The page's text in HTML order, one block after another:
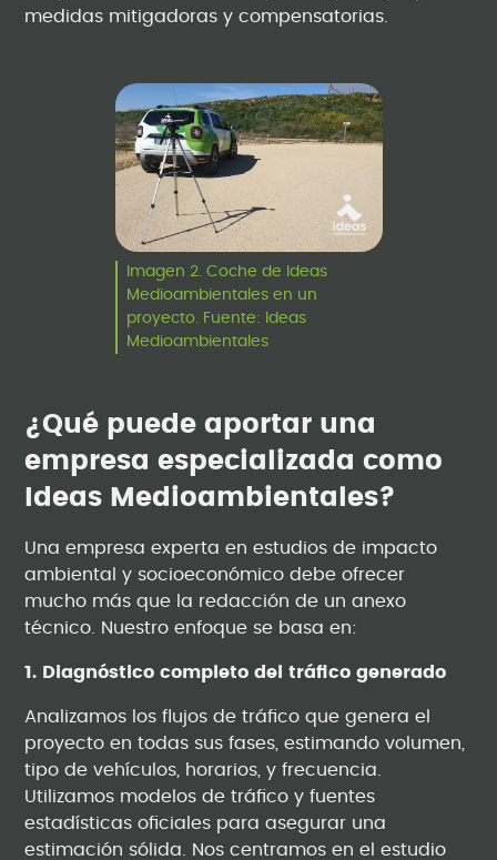
medidas mitigadoras y compensatorias.
Imagen 2. Coche de Ideas
Medioambientales en un
proyecto. Fuente: Ideas
Medioambientales
¿Qué puede aportar una
empresa especializada como
Ideas Medioambientales?
Una empresa experta en estudios de impacto
ambiental y socioeconómico debe ofrecer
mucho más que la redacción de un anexo
técnico. Nuestro enfoque se basa en:
1. Diagnóstico completo del tráfico generado
Analizamos los flujos de tráfico que genera el
proyecto en todas sus fases, estimando volumen,
tipo de vehículos, horarios, y frecuencia.
Utilizamos modelos de tráfico y fuentes
estadísticas oficiales para asegurar una
estimación sólida. Nos centramos en el estudio